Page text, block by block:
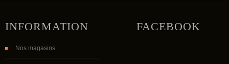
INFORMATION
Nos magasins
FACEBOOK